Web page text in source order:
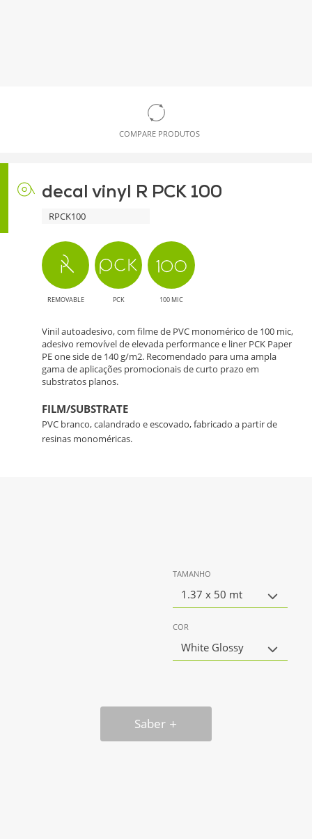
COMPARE PRODUTOS
decal vinyl R PCK 100
RPCK100
REMOVABLE PCK 100 MIC
Vinil autoadesivo, com filme de PVC monomérico de 100 mic,
adesivo removível de elevada performance e liner PCK Paper
PE one side de 140 g/m2. Recomendado para uma ampla
gama de aplicações promocionais de curto prazo em
substratos planos.
FILM/SUBSTRATE
PVC branco, calandrado e escovado, fabricado a partir de
resinas monoméricas.
TAMANHO
1.37 x 50 mt
COR
White Glossy
Saber